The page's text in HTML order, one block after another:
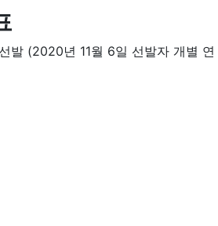
발 (2020년 11월 6일 선발자 개별 연